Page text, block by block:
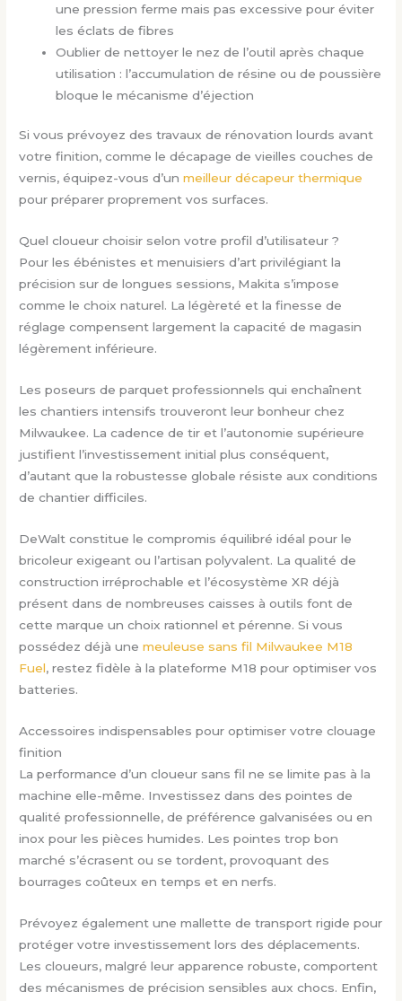
une pression ferme mais pas excessive pour éviter
les éclats de fibres
Oublier de nettoyer le nez de l’outil après chaque
utilisation : l’accumulation de résine ou de poussière
bloque le mécanisme d’éjection
Si vous prévoyez des travaux de rénovation lourds avant
votre finition, comme le décapage de vieilles couches de
vernis, équipez-vous d’unmeilleur décapeur thermique
pour préparer proprement vos surfaces.
Quel cloueur choisir selon votre profil d’utilisateur ?
Pour les ébénistes et menuisiers d’art privilégiant la
précision sur de longues sessions, Makita s’impose
comme le choix naturel. La légèreté et la finesse de
réglage compensent largement la capacité de magasin
légèrement inférieure.
Les poseurs de parquet professionnels qui enchaînent
les chantiers intensifs trouveront leur bonheur chez
Milwaukee. La cadence de tir et l’autonomie supérieure
justifient l’investissement initial plus conséquent,
d’autant que la robustesse globale résiste aux conditions
de chantier difficiles.
DeWalt constitue le compromis équilibré idéal pour le
bricoleur exigeant ou l’artisan polyvalent. La qualité de
construction irréprochable et l’écosystème XR déjà
présent dans de nombreuses caisses à outils font de
cette marque un choix rationnel et pérenne. Si vous
possédez déjà unemeuleuse sans fil Milwaukee M18
Fuel, restez fidèle à la plateforme M18 pour optimiser vos
batteries.
Accessoires indispensables pour optimiser votre clouage
finition
La performance d’un cloueur sans fil ne se limite pas à la
machine elle-même. Investissez dans des pointes de
qualité professionnelle, de préférence galvanisées ou en
inox pour les pièces humides. Les pointes trop bon
marché s’écrasent ou se tordent, provoquant des
bourrages coûteux en temps et en nerfs.
Prévoyez également une mallette de transport rigide pour
protéger votre investissement lors des déplacements.
Les cloueurs, malgré leur apparence robuste, comportent
des mécanismes de précision sensibles aux chocs. Enfin,